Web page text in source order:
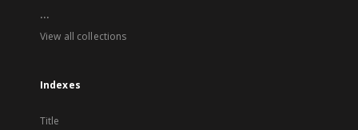
...
View all collections
Indexes
Title